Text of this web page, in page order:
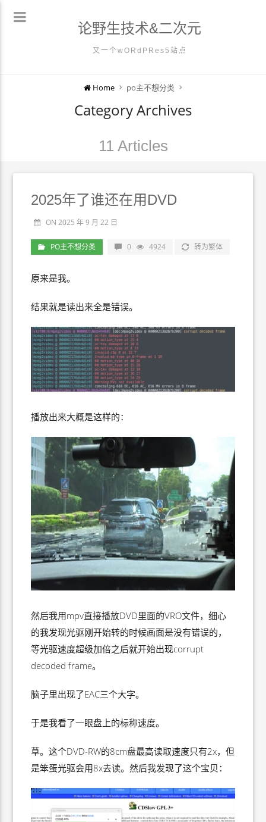
论野生技术&二次元
又一个wORdPRes5站点
Home po主不想分类
Category Archives
11 Articles
2025年了谁还在用DVD
ON 2025 年 9 月 22 日
PO主不想分类 0 4924 转为繁体
原来是我。
结果就是读出来全是错误。
播放出来大概是这样的：
然后我用mpv直接播放DVD里面的VRO文件，细心
的我发现光驱刚开始转的时候画面是没有错误的，
等光驱速度超级加倍之后就开始出现corrupt
decoded frame。
脑子里出现了EAC三个大字。
于是我看了一眼盘上的标称速度。
草。这个DVD-RW的8cm盘最高读取速度只有2x，但
是笨蛋光驱会用8x去读。然后我发现了这个宝贝：